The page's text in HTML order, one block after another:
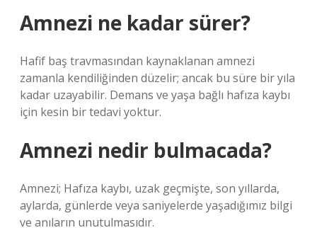
Amnezi ne kadar sürer?
Hafif baş travmasından kaynaklanan amnezi
zamanla kendiliğinden düzelir; ancak bu süre bir yıla
kadar uzayabilir. Demans ve yaşa bağlı hafıza kaybı
için kesin bir tedavi yoktur.
Amnezi nedir bulmacada?
Amnezi; Hafıza kaybı, uzak geçmişte, son yıllarda,
aylarda, günlerde veya saniyelerde yaşadığımız bilgi
ve anıların unutulmasıdır.